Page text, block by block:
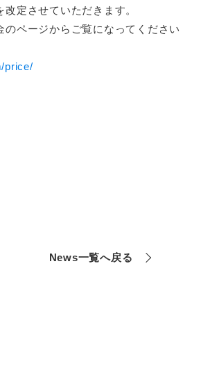
定させていただきます。
ページからご覧になってください
price/
News一覧へ戻る